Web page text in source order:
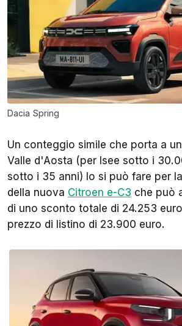
Dacia Spring
Un conteggio simile che porta a
Valle d'Aosta (per Isee sotto i
sotto i 35 anni) lo si può fare per
della nuova Citroen e-C3 che può
di uno sconto totale di 24.253
prezzo di listino di 23.900 euro.